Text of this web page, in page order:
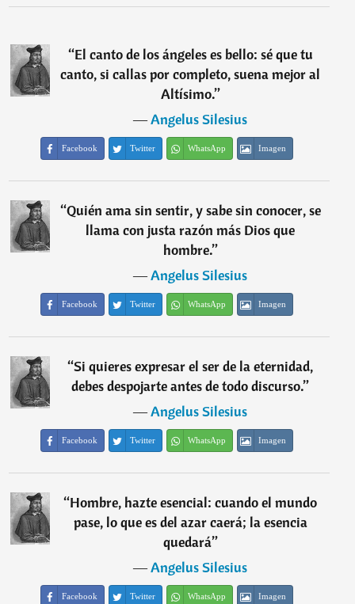
“El canto de los ángeles es bello: sé que tu
canto, si callas por completo, suena mejor al
Altísimo.”
―Angelus Silesius
Facebook Twitter WhatsApp Imagen
“Quién ama sin sentir, y sabe sin conocer, se
llama con justa razón más Dios que
hombre.”
―Angelus Silesius
Facebook Twitter WhatsApp Imagen
“Si quieres expresar el ser de la eternidad,
debes despojarte antes de todo discurso.”
―Angelus Silesius
Facebook Twitter WhatsApp Imagen
“Hombre, hazte esencial: cuando el mundo
pase, lo que es del azar caerá; la esencia
quedará”
―Angelus Silesius
Facebook Twitter WhatsApp Imagen